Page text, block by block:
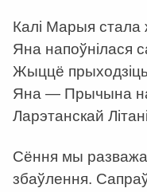
Калі Марыя
Яна напоўнілася
Жыццё
Яна — Прычына
Ларэтанскай
Сёння мы
збаўлення.